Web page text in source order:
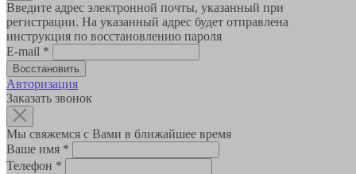
Введите адрес электронной почты, указанный при
регистрации. На указанный адрес будет отправлена
инструкция по восстановлению пароля
E-mail *
Авторизация
Заказать звонок
Мы свяжемся с Вами в ближайшее время
Ваше имя *
Телефон *